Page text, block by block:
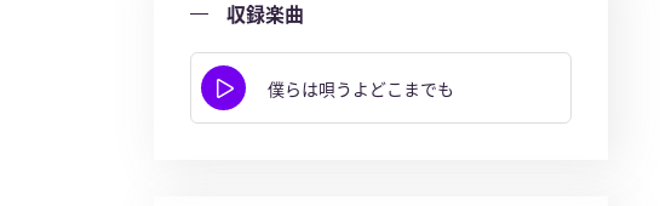
収録楽曲
僕らは唄うよどこまでも